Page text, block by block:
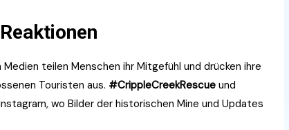
teilen Menschen ihr Mitgefühl und drücken ihre
Touristen aus. #CrippleCreekRescue und
wo Bilder der historischen Mine und Updates